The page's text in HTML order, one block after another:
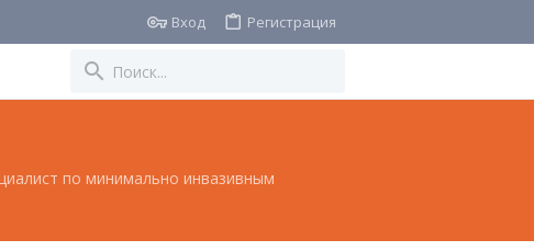
Вход Регистрация
по минимально инвазивным